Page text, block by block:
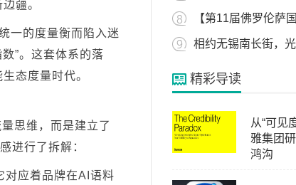
疆。
一的度量衡而陷入迷
”。这套体系的落
态度量时代。
思维，而是建立了
进行了拆解：
对应着品牌在AI语料
精彩导读
从“可见
雅集团
鸿沟